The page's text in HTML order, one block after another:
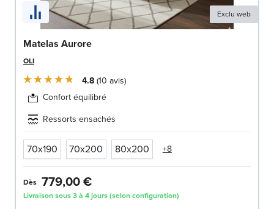
Exclu web
Matelas Aurore
OLI
4.8 10 avis
Confort équilibré
Ressorts ensachés
70x190 70x200 80x200 +8
Dès 779,00 €
Livraison sous 3 à 4 jours (selon configuration)